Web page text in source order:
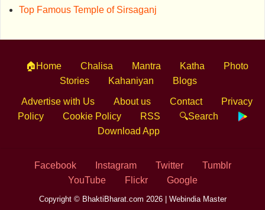
Top Famous Temple of Sirsaganj
🏠Home Chalisa Mantra Katha
Photo
Stories
Kahaniyan Blogs
Advertise with Us About us Contact
Privacy
Policy
Cookie Policy RSS
🔍Search
Download App
Facebook Instagram Twitter
Tumblr
YouTube
Flickr Google
Copyright © BhaktiBharat.com 2026 | Webindia Master